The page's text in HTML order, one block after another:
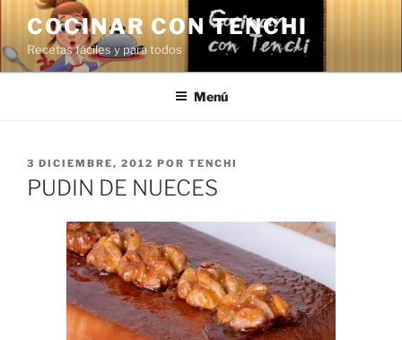
Saltar
contenido
COCINAR CON TENCHI
Recetas fáciles y para todos
Menú
PUBLICADO
EL
3 DICIEMBRE, 2012 POR TENCHI
PUDIN DE NUECES